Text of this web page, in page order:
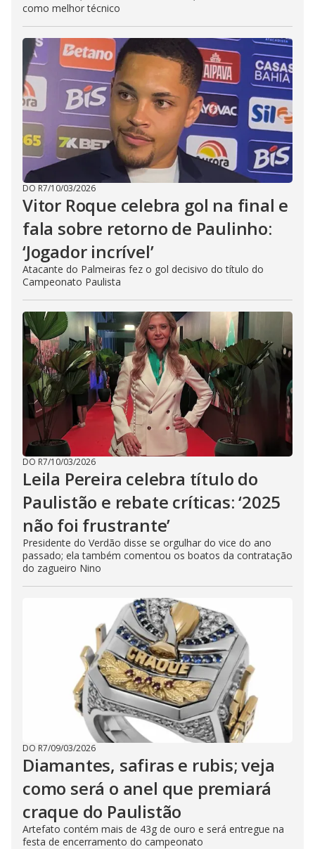
como melhor técnico
DO R7/10/03/2026
Vitor Roque celebra gol na final e
fala sobre retorno de Paulinho:
‘Jogador incrível’
Atacante do Palmeiras fez o gol decisivo do título do
Campeonato Paulista
DO R7/10/03/2026
Leila Pereira celebra título do
Paulistão e rebate críticas: ‘2025
não foi frustrante’
Presidente do Verdão disse se orgulhar do vice do ano
passado; ela também comentou os boatos da contratação
do zagueiro Nino
DO R7/09/03/2026
Diamantes, safiras e rubis; veja
como será o anel que premiará
craque do Paulistão
Artefato contém mais de 43g de ouro e será entregue na
festa de encerramento do campeonato